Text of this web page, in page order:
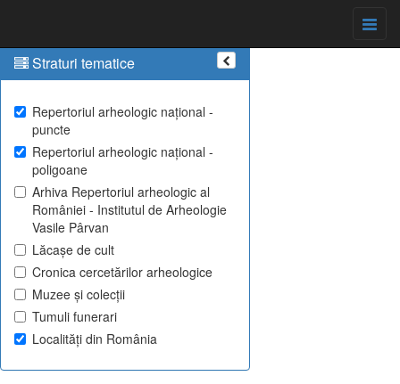
Straturi tematice
Repertoriul arheologic național -
puncte
Repertoriul arheologic național -
poligoane
Arhiva Repertoriul arheologic al
României - Institutul de Arheologie
Vasile Pârvan
Lăcașe de cult
Cronica cercetărilor arheologice
Muzee și colecții
Tumuli funerari
Localități din România